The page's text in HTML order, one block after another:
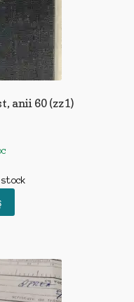
anii 60 (zz1)